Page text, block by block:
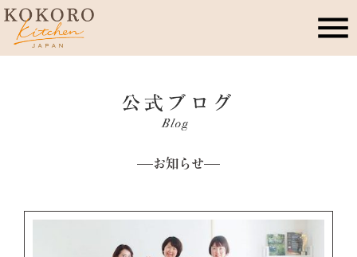
こころキッチンとは
季節のこころレシピ
お知らせ